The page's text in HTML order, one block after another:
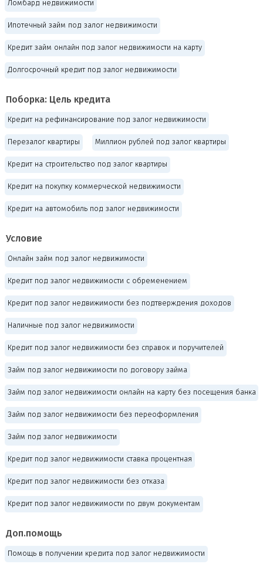
Ломбард недвижимости
Ипотечный займ под залог недвижимости
Кредит займ онлайн под залог недвижимости на карту
Долгосрочный кредит под залог недвижимости
Поборка: Цель кредита
Кредит на рефинансирование под залог недвижимости
Перезалог квартиры Миллион рублей под залог квартиры
Кредит на строительство под залог квартиры
Кредит на покупку коммерческой недвижимости
Кредит на автомобиль под залог недвижимости
Условие
Онлайн займ под залог недвижимости
Кредит под залог недвижимости с обременением
Кредит под залог недвижимости без подтверждения доходов
Наличные под залог недвижимости
Кредит под залог недвижимости без справок и поручителей
Займ под залог недвижимости по договору займа
Займ под залог недвижимости онлайн на карту без посещения банка
Займ под залог недвижимости без переоформления
Займ под залог недвижимости
Кредит под залог недвижимости ставка процентная
Кредит под залог недвижимости без отказа
Кредит под залог недвижимости по двум документам
Доп.помощь
Помощь в получении кредита под залог недвижимости